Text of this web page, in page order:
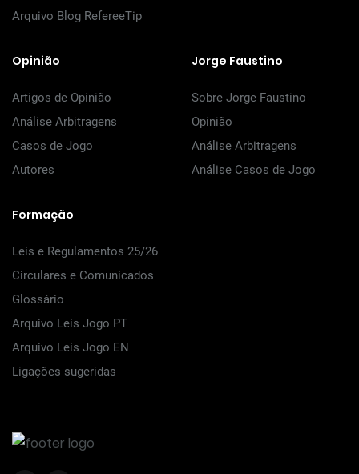
Arquivo Blog RefereeTip
Opinião
Artigos de Opinião
Análise Arbitragens
Casos de Jogo
Autores
Jorge Faustino
Sobre Jorge Faustino
Opinião
Análise Arbitragens
Análise Casos de Jogo
Formação
Leis e Regulamentos 25/26
Circulares e Comunicados
Glossário
Arquivo Leis Jogo PT
Arquivo Leis Jogo EN
Ligações sugeridas